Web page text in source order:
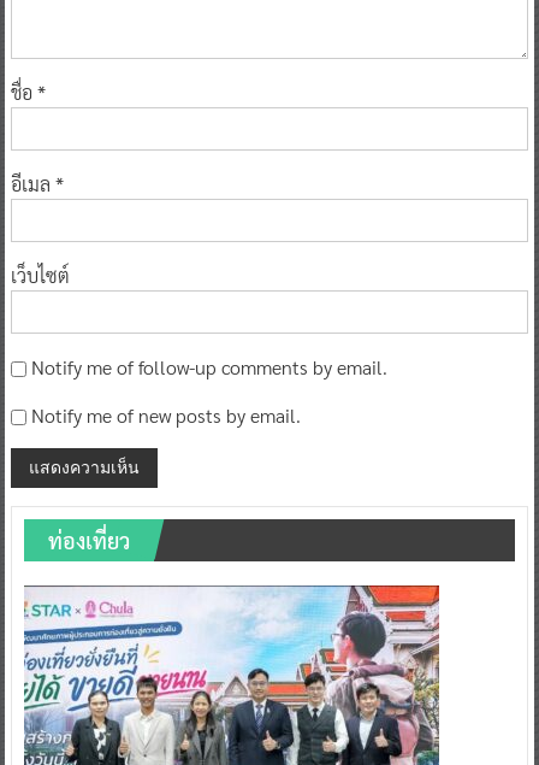
ชื่อ *
อีเมล *
เว็บไซต์
Notify me of follow-up comments by email.
Notify me of new posts by email.
ท่องเที่ยว